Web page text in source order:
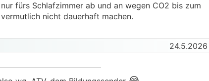
fürs Schlafzimmer ab und an wegen CO2 bis zum
nicht dauerhaft machen.
24.5.2026